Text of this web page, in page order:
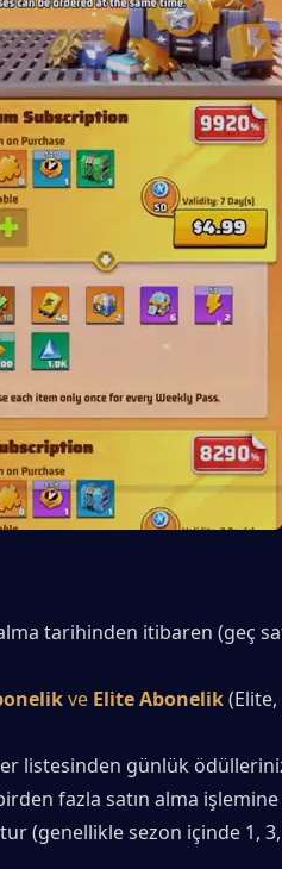
tarihinden itibaren (geç
ve Elite Abonelik (Elite,
listesinden günlük
fazla satın alma
(genellikle sezon içinde 1,